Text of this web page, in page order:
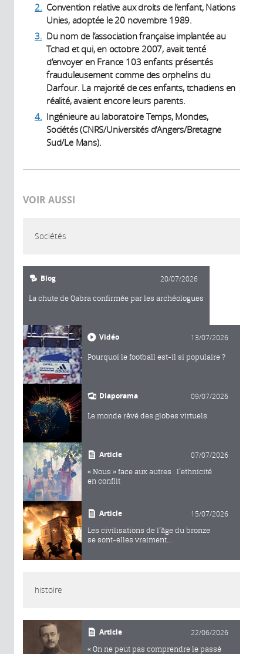
2. Convention relative aux droits de l’enfant, Nations
Unies, adoptée le 20 novembre 1989.
3. Du nom de l’association française implantée au
Tchad et qui, en octobre 2007, avait tenté
d’envoyer en France 103 enfants présentés
frauduleusement comme des orphelins du
Darfour. La majorité de ces enfants, tchadiens en
réalité, avaient encore leurs parents.
4. Ingénieure au laboratoire Temps, Mondes,
Sociétés (CNRS/Universités d'Angers/Bretagne
Sud/Le Mans).
VOIR AUSSI
Sociétés
Blog 20/07/2026
La chute de Qabra confirmée par les archéologues
Vidéo 13/07/2026
Pourquoi le football est-il si populaire ?
Diaporama 09/07/2026
Le monde rêvé des globes virtuels
Article 07/07/2026
« Nous » face aux autres : l’ethnicité
en conflit
Article 15/07/2026
Les civilisations de l’âge du bronze
se sont-elles vraiment...
histoire
Article 22/06/2026
« On ne peut pas comprendre le passé